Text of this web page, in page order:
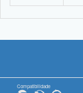
Compatibilidade